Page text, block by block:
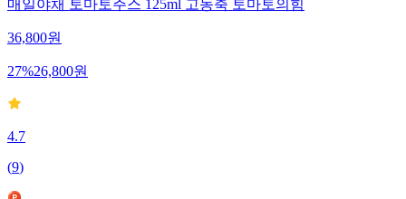
매일야채 토마토주스 125ml 고농축 토마토의힘
36,800원
27%26,800원
4.7
(9)